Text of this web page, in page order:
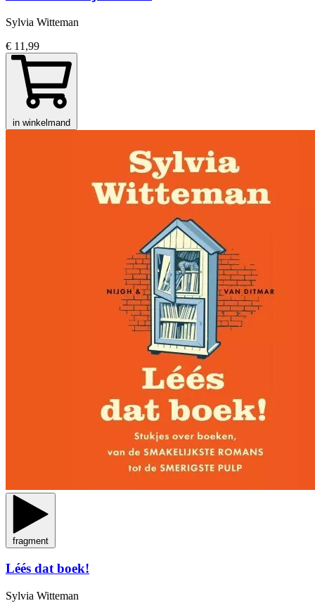
Sylvia Witteman
€ 11,99
in winkelmand
fragment
Léés dat boek!
Sylvia Witteman